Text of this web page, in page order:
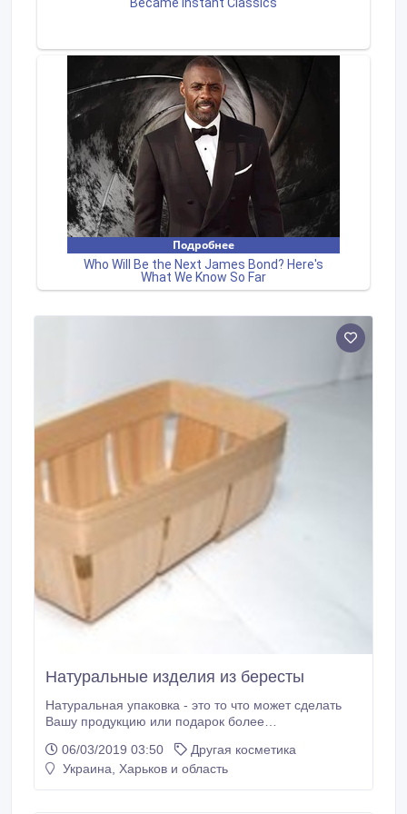
Натуральные изделия из бересты
Натуральная упаковка - это то что может сделать
Вашу продукцию или подарок более
Натуральная упаковка Вы найдёте достаточно
большой ассортимент коробочек из натурального
06/03/2019 03:50
Другая косметика
Украина, Харьков и область